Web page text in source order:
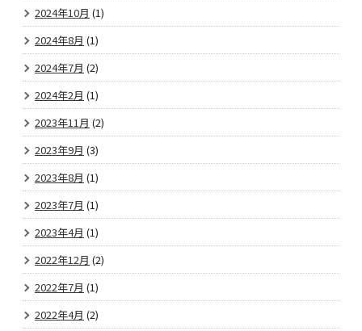
2024年10月 (1)
2024年8月 (1)
2024年7月 (2)
2024年2月 (1)
2023年11月 (2)
2023年9月 (3)
2023年8月 (1)
2023年7月 (1)
2023年4月 (1)
2022年12月 (2)
2022年7月 (1)
2022年4月 (2)